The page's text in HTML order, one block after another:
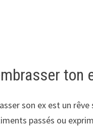
ton
son ex est un
passés ou